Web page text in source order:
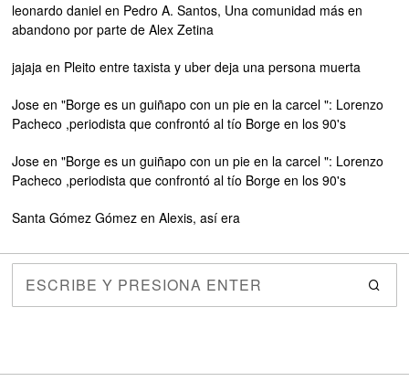
leonardo daniel en Pedro A. Santos, Una comunidad más en
abandono por parte de Alex Zetina
jajaja en Pleito entre taxista y uber deja una persona muerta
Jose en"Borge es un guiñapo con un pie en la carcel ": Lorenzo
Pacheco ,periodista que confrontó al tío Borge en los 90's
Jose en"Borge es un guiñapo con un pie en la carcel ": Lorenzo
Pacheco ,periodista que confrontó al tío Borge en los 90's
Santa Gómez Gómez enAlexis, así era